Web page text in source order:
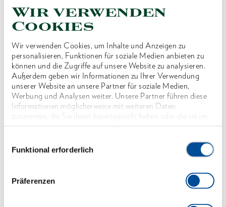
Wir verwenden
Cookies
Wir verwenden Cookies, um Inhalte und Anzeigen zu
personalisieren, Funktionen für soziale Medien anbieten zu
können und die Zugriffe auf unsere Website zu analysieren.
Außerdem geben wir Informationen zu Ihrer Verwendung
unserer Website an unsere Partner für soziale Medien,
Werbung und Analysen weiter. Unsere Partner führen diese
Informationen möglicherweise mit weiteren Daten
zusammen, die Sie ihnen bereitgestellt haben oder die sie im
Rahmen Ihrer Nutzung der Dienste gesammelt haben. Unsere
Funktional erforderlich
Präferenzen
Produktlinie EAN4010886621219
Produktbeschreibung
Ausführung nach DIN 896, Form B, ISO 2236, ISO
1085
Mit Hohlschaft, aus Stahlrohr, DIN 2391 nahtlos,
gehärtet, aus Werkstoff C35, verchromt
Mit Bohrung für Drehstifte No. 26 D und No. 26
RS (bitte separat bestellen)